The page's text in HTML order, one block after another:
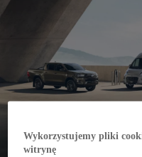
Wykorzystujemy pliki
witrynę